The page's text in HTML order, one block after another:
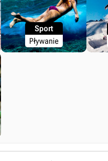
Sport
Pływanie